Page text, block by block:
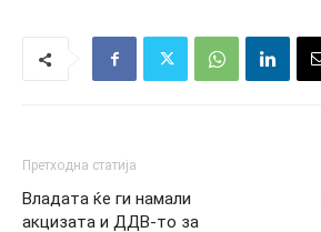
Претходна статија
Владата ќе ги намали
акцизата и ДДВ-то за